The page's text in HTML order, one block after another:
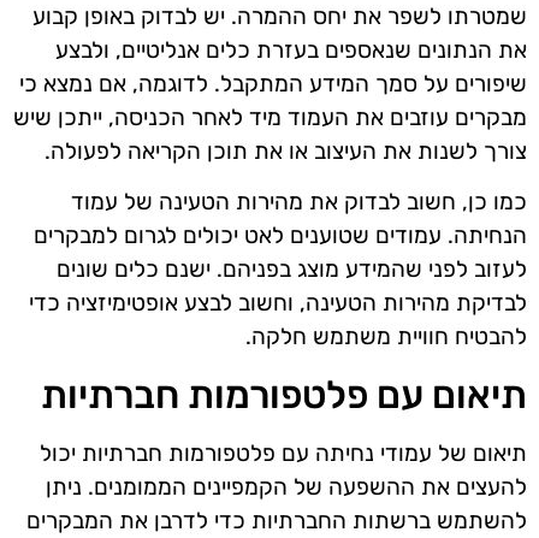
שמטרתו לשפר את יחס ההמרה. יש לבדוק באופן קבוע
את הנתונים שנאספים בעזרת כלים אנליטיים, ולבצע
שיפורים על סמך המידע המתקבל. לדוגמה, אם נמצא כי
מבקרים עוזבים את העמוד מיד לאחר הכניסה, ייתכן שיש
צורך לשנות את העיצוב או את תוכן הקריאה לפעולה.
כמו כן, חשוב לבדוק את מהירות הטעינה של עמוד
הנחיתה. עמודים שטוענים לאט יכולים לגרום למבקרים
לעזוב לפני שהמידע מוצג בפניהם. ישנם כלים שונים
לבדיקת מהירות הטעינה, וחשוב לבצע אופטימיזציה כדי
להבטיח חוויית משתמש חלקה.
תיאום עם פלטפורמות חברתיות
תיאום של עמודי נחיתה עם פלטפורמות חברתיות יכול
להעצים את ההשפעה של הקמפיינים הממומנים. ניתן
להשתמש ברשתות החברתיות כדי לדרבן את המבקרים